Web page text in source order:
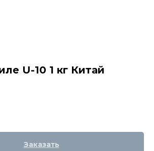
U-10 1 кг Китай
Заказать